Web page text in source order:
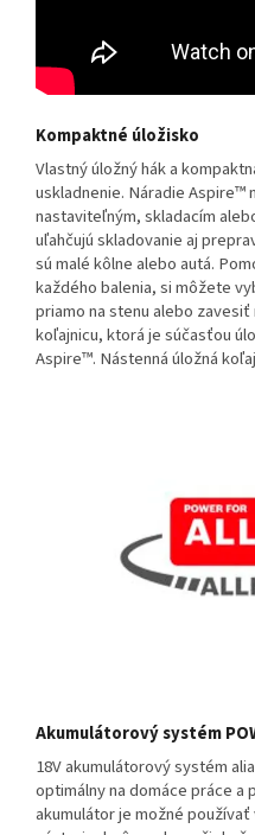
Kompaktné úložisko
Vlastný úložný hák a
uskladnenie. Náradie Aspire™
nastaviteľným, skladacím
uľahčujú skladovanie aj
sú malé kôlne alebo autá.
každého balenia, si môžete
priamo na stenu alebo zavesiť
koľajnicu, ktorá je súčasťou
Aspire™. Nástenná úložná
Akumulátorový systém
18V akumulátorový systém
optimálny na domáce práce a
akumulátor je možné